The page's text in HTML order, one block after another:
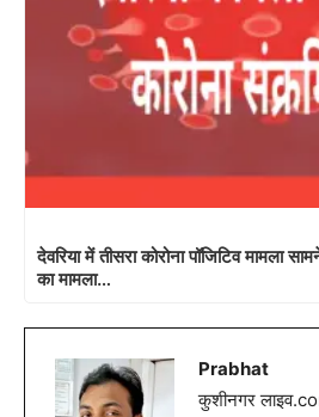
देवरिया में तीसरा कोरोना पॉजिटिव मामला
का मामला…
Prabhat
कुशीनगर